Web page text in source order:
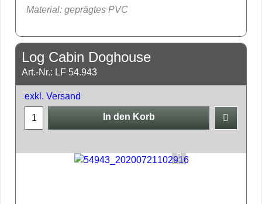
Material: geprägtes PVC
Log Cabin Doghouse
Art.-Nr.: LF 54.943
exkl. Versand
In den Korb